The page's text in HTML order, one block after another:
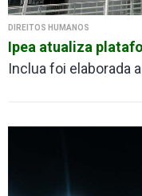
DIREITOS HUMANOS
Ipea atualiza
Inclua foi elaborada